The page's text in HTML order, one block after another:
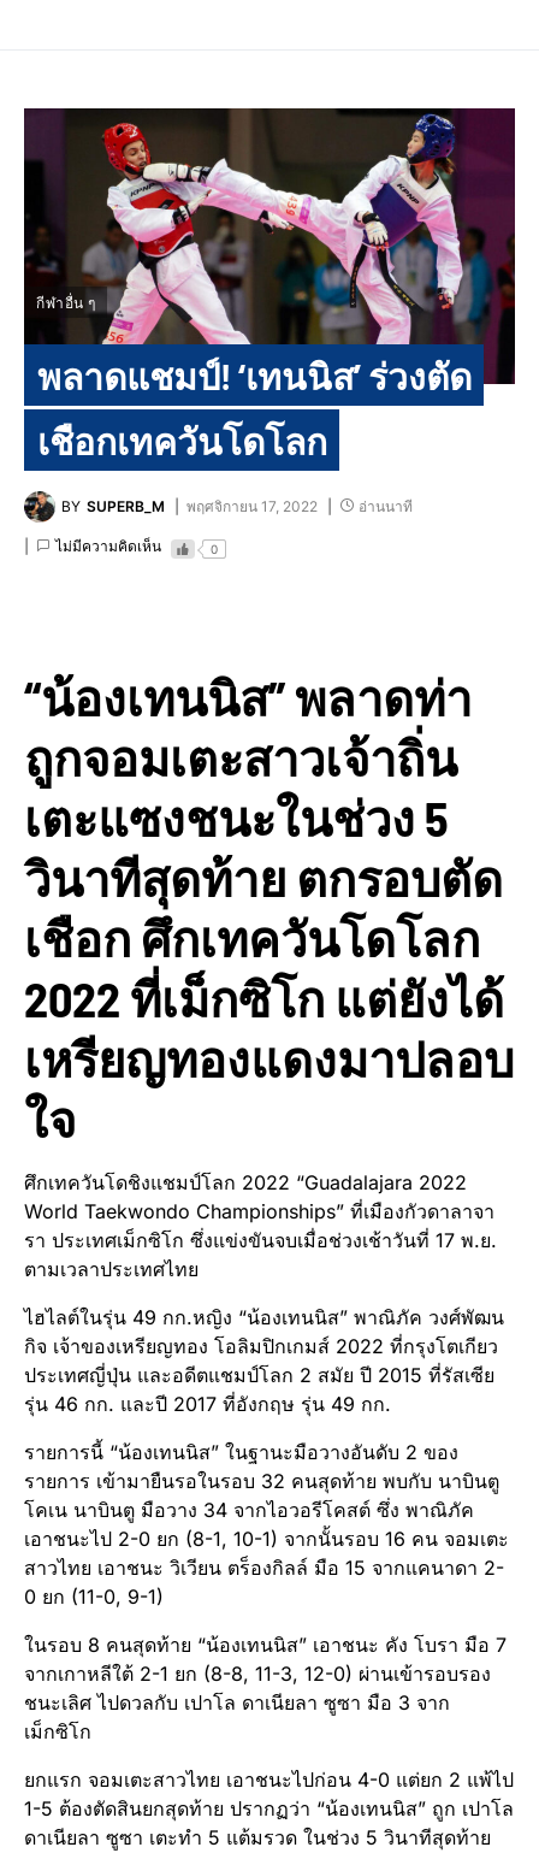
กีฬาอื่น ๆ
พลาดแชมป์! ‘เทนนิส’ ร่วงตัด
เชือกเทควันโดโลก
BY SUPERB_M พฤศจิกายน 17, 2022 อ่านนาที
ไม่มีความคิดเห็น 0
“น้องเทนนิส” พลาดท่า
ถูกจอมเตะสาวเจ้าถิ่น
เตะแซงชนะในช่วง 5
วินาทีสุดท้าย ตกรอบตัด
เชือก ศึกเทควันโดโลก
2022 ที่เม็กซิโก แต่ยังได้
เหรียญทองแดงมาปลอบ
ใจ
ศึกเทควันโดชิงแชมป์โลก 2022 “Guadalajara 2022
World Taekwondo Championships” ที่เมืองกัวดาลาจา
รา ประเทศเม็กซิโก ซึ่งแข่งขันจบเมื่อช่วงเช้าวันที่ 17 พ.ย.
ตามเวลาประเทศไทย
ไฮไลต์ในรุ่น 49 กก.หญิง “น้องเทนนิส” พาณิภัค วงศ์พัฒน
กิจ เจ้าของเหรียญทอง โอลิมปิกเกมส์ 2022 ที่กรุงโตเกียว
ประเทศญี่ปุ่น และอดีตแชมป์โลก 2 สมัย ปี 2015 ที่รัสเซีย
รุ่น 46 กก. และปี 2017 ที่อังกฤษ รุ่น 49 กก.
รายการนี้ “น้องเทนนิส” ในฐานะมือวางอันดับ 2 ของ
รายการ เข้ามายืนรอในรอบ 32 คนสุดท้าย พบกับ นาบินตู
โคเน นาบินตู มือวาง 34 จากไอวอรีโคสต์ ซึ่ง พาณิภัค
เอาชนะไป 2-0 ยก (8-1, 10-1) จากนั้นรอบ 16 คน จอมเตะ
สาวไทย เอาชนะ วิเวียน ตร็องกิลล์ มือ 15 จากแคนาดา 2-
0 ยก (11-0, 9-1)
ในรอบ 8 คนสุดท้าย “น้องเทนนิส” เอาชนะ คัง โบรา มือ 7
จากเกาหลีใต้ 2-1 ยก (8-8, 11-3, 12-0) ผ่านเข้ารอบรอง
ชนะเลิศ ไปดวลกับ เปาโล ดาเนียลา ซูซา มือ 3 จาก
เม็กซิโก
ยกแรก จอมเตะสาวไทย เอาชนะไปก่อน 4-0 แต่ยก 2 แพ้ไป
1-5 ต้องตัดสินยกสุดท้าย ปรากฏว่า “น้องเทนนิส” ถูก เปาโล
ดาเนียลา ซูซา เตะทำ 5 แต้มรวด ในช่วง 5 วินาทีสุดท้าย